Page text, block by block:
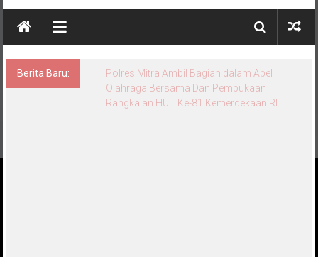
Berita Baru:
Polres Mitra Ambil Bagian dalam Apel
Olahraga Bersama Dan Pembukaan
Rangkaian HUT Ke-81 Kemerdekaan RI